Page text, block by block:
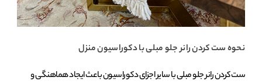
نحوه ست کردن رانر جلو مبلی با دکوراسیون منزل
ست کردن رانر جلو مبلی با سایر اجزای دکوراسیون باعث ایجاد هماهنگی و